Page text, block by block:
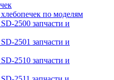
по моделям
2500 запчасти и
2501 запчасти и
2510 запчасти и